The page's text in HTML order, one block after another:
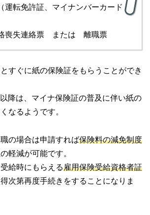
運転免許証、マイナンバーカード
格喪失連絡票 または 離職票
すぐに紙の保険証をもらうことができ
降は、マイナ保険証の普及に伴い紙の
なるようです。
の場合は申請すれば保険料の減免制度
軽減が可能です。
給時にもらえる雇用保険受給資格者証
次第再度手続きをすることになりま